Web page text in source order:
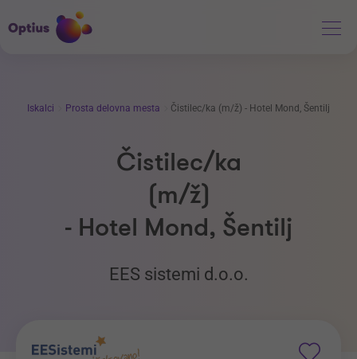
Iskalci Prosta delovna mesta Čistilec/ka (m/ž) - Hotel Mond, Šentilj
Čistilec/ka
(m/ž)
- Hotel Mond, Šentilj
EES sistemi d.o.o.